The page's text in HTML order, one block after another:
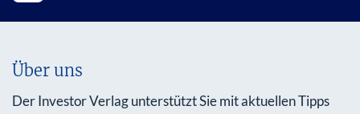
Über uns
Der Investor Verlag unterstützt Sie mit aktuellen Tipps